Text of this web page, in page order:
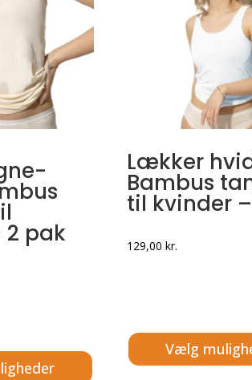
2 pak
Lækker
Bambus
til kvinder
129,00 kr.
Vælg